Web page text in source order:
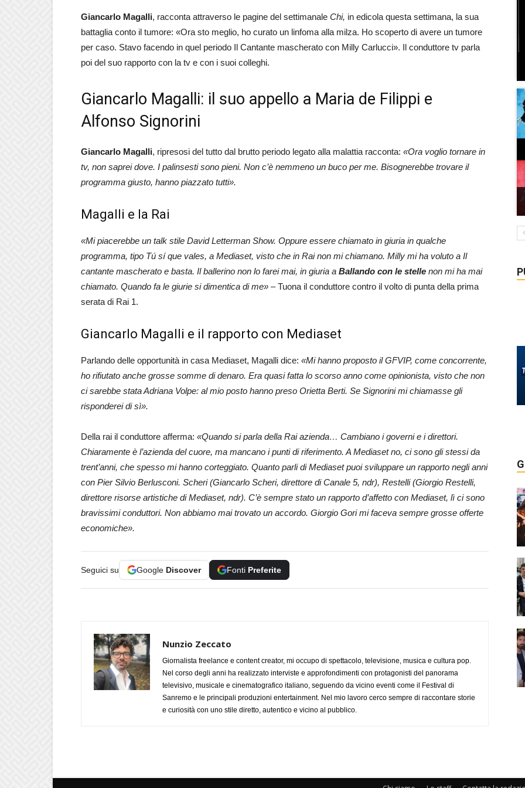
Giancarlo Magalli, racconta attraverso le pagine del settimanale Chi, in edicola questa settimana, la sua
battaglia conto il tumore: «Ora sto meglio, ho curato un linfoma alla milza. Ho scoperto di avere un tumore
per caso. Stavo facendo in quel periodo Il Cantante mascherato con Milly Carlucci». Il conduttore tv parla
poi del suo rapporto con la tv e con i suoi colleghi.
Giancarlo Magalli: il suo appello a Maria de Filippi e
Alfonso Signorini
Giancarlo Magalli, ripresosi del tutto dal brutto periodo legato alla malattia racconta: «Ora voglio tornare in
tv, non saprei dove. I palinsesti sono pieni. Non c’è nemmeno un buco per me. Bisognerebbe trovare il
programma giusto, hanno piazzato tutti».
Magalli e la Rai
«Mi piacerebbe un talk stile David Letterman Show. Oppure essere chiamato in giuria in qualche
programma, tipo Tú sí que vales, a Mediaset, visto che in Rai non mi chiamano. Milly mi ha voluto a Il
cantante mascherato e basta. Il ballerino non lo farei mai, in giuria a Ballando con le stelle non mi ha mai
chiamato. Quando fa le giurie si dimentica di me» –Tuona il conduttore contro il volto di punta della prima
serata di Rai 1.
Giancarlo Magalli e il rapporto con Mediaset
Parlando delle opportunità in casa Mediaset, Magalli dice: «Mi hanno proposto il GFVIP, come concorrente,
ho rifiutato anche grosse somme di denaro. Era quasi fatta lo scorso anno come opinionista, visto che non
ci sarebbe stata Adriana Volpe: al mio posto hanno preso Orietta Berti. Se Signorini mi chiamasse gli
risponderei di sì».
Della rai il conduttore afferma: «Quando si parla della Rai azienda… Cambiano i governi e i direttori.
Chiaramente è l’azienda del cuore, ma mancano i punti di riferimento. A Mediaset no, ci sono gli stessi da
trent’anni, che spesso mi hanno corteggiato. Quanto parli di Mediaset puoi sviluppare un rapporto negli anni
con Pier Silvio Berlusconi. Scheri (Giancarlo Scheri, direttore di Canale 5, ndr), Restelli (Giorgio Restelli,
direttore risorse artistiche di Mediaset, ndr). C’è sempre stato un rapporto d’affetto con Mediaset, lì ci sono
bravissimi conduttori. Non abbiamo mai trovato un accordo. Giorgio Gori mi faceva sempre grosse offerte
economiche».
Seguici su Google Discover Fonti Preferite
Nunzio Zeccato
Giornalista freelance e content creator, mi occupo di spettacolo, televisione, musica e cultura pop.
Nel corso degli anni ha realizzato interviste e approfondimenti con protagonisti del panorama
televisivo, musicale e cinematografico italiano, seguendo da vicino eventi come il Festival di
Sanremo e le principali produzioni entertainment. Nel mio lavoro cerco sempre di raccontare storie
e curiosità con uno stile diretto, autentico e vicino al pubblico.